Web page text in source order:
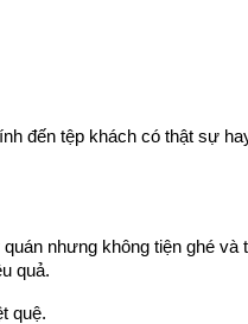
đến tệp khách có thật sự
nhưng không tiện ghé và
quả.
quệ.